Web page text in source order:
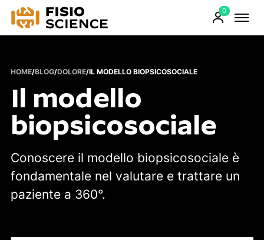
0
Prodotti
HOME/BLOG/DOLORE/IL MODELLO BIOPSICOSOCIALE
Il modello
biopsicosociale
Conoscere il modello biopsicosociale è
fondamentale nel valutare e trattare un
paziente a 360°.